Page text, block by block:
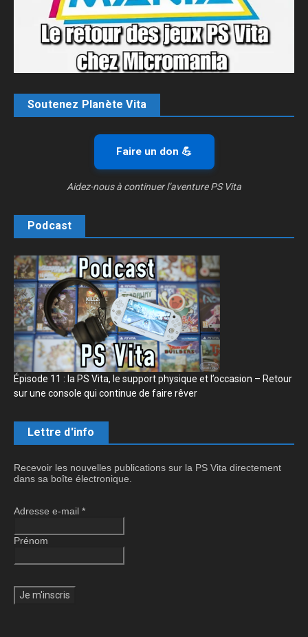
Soutenez Planète Vita
Faire un don 💪
Aidez-nous à continuer l’aventure PS Vita
Podcast
Épisode 11 : la PS Vita, le support physique et l’occasion – Retour
sur une console qui continue de faire rêver
Lettre d'info
Recevoir les nouvelles publications sur la PS Vita directement
dans sa boîte électronique.
Adresse e-mail *
Prénom